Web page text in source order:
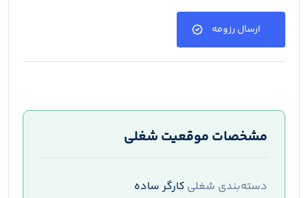
ارسال رزومه
مشخصات موقعیت شغلی
دسته‌بندی شغلی کارگر ساده